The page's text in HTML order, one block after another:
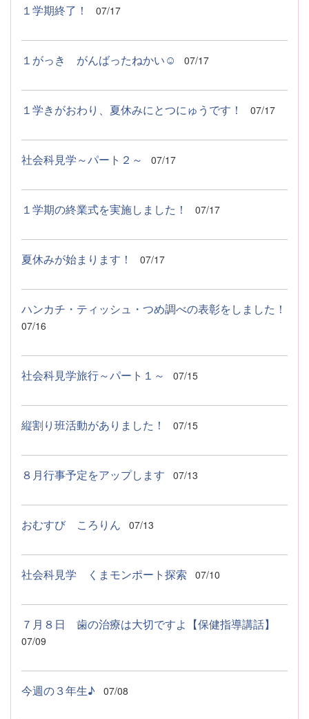
１学期終了！ 07/17
１がっき がんばったねかい☺ 07/17
１学きがおわり、夏休みにとつにゅうです！ 07/17
社会科見学～パート２～ 07/17
１学期の終業式を実施しました！ 07/17
夏休みが始まります！ 07/17
ハンカチ・ティッシュ・つめ調べの表彰をしました！
07/16
社会科見学旅行～パート１～ 07/15
縦割り班活動がありました！ 07/15
８月行事予定をアップします 07/13
おむすび ころりん 07/13
社会科見学 くまモンポート探索 07/10
７月８日 歯の治療は大切ですよ【保健指導講話】
07/09
今週の３年生♪ 07/08